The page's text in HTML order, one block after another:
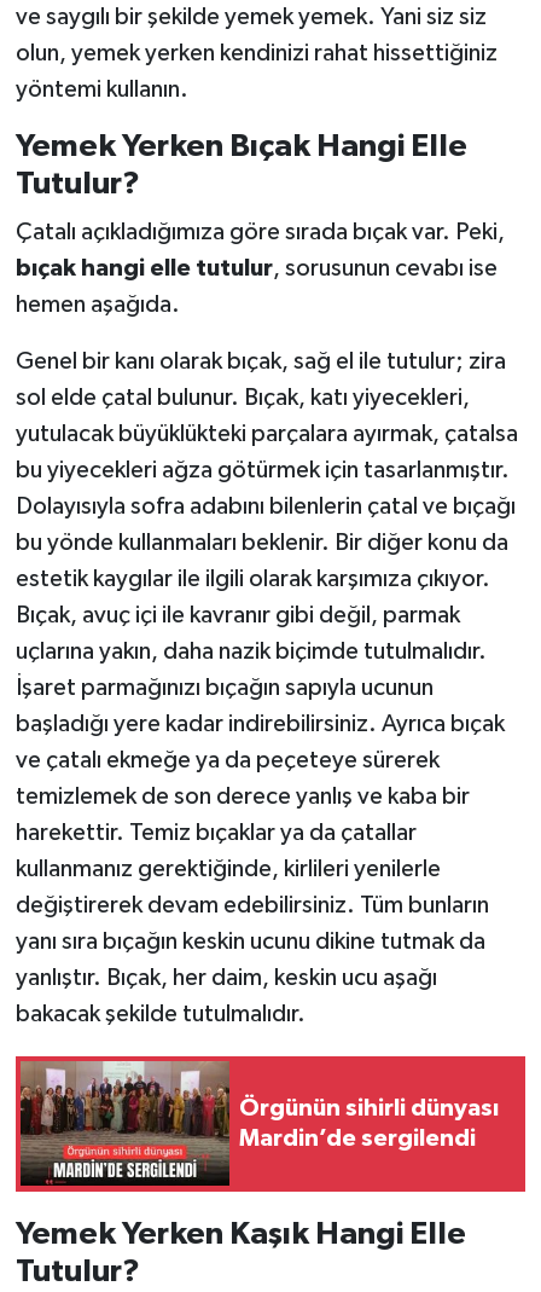
ve saygılı bir şekilde yemek yemek. Yani siz siz
olun, yemek yerken kendinizi rahat hissettiğiniz
yöntemi kullanın.
Yemek Yerken Bıçak Hangi Elle
Tutulur?
Çatalı açıkladığımıza göre sırada bıçak var. Peki,
bıçak hangi elle tutulur, sorusunun cevabı ise
hemen aşağıda.
Genel bir kanı olarak bıçak, sağ el ile tutulur; zira
sol elde çatal bulunur. Bıçak, katı yiyecekleri,
yutulacak büyüklükteki parçalara ayırmak, çatalsa
bu yiyecekleri ağza götürmek için tasarlanmıştır.
Dolayısıyla sofra adabını bilenlerin çatal ve bıçağı
bu yönde kullanmaları beklenir. Bir diğer konu da
estetik kaygılar ile ilgili olarak karşımıza çıkıyor.
Bıçak, avuç içi ile kavranır gibi değil, parmak
uçlarına yakın, daha nazik biçimde tutulmalıdır.
İşaret parmağınızı bıçağın sapıyla ucunun
başladığı yere kadar indirebilirsiniz. Ayrıca bıçak
ve çatalı ekmeğe ya da peçeteye sürerek
temizlemek de son derece yanlış ve kaba bir
harekettir. Temiz bıçaklar ya da çatallar
kullanmanız gerektiğinde, kirlileri yenilerle
değiştirerek devam edebilirsiniz. Tüm bunların
yanı sıra bıçağın keskin ucunu dikine tutmak da
yanlıştır. Bıçak, her daim, keskin ucu aşağı
bakacak şekilde tutulmalıdır.
Örgünün sihirli dünyası
Mardin’de sergilendi
Yemek Yerken Kaşık Hangi Elle
Tutulur?